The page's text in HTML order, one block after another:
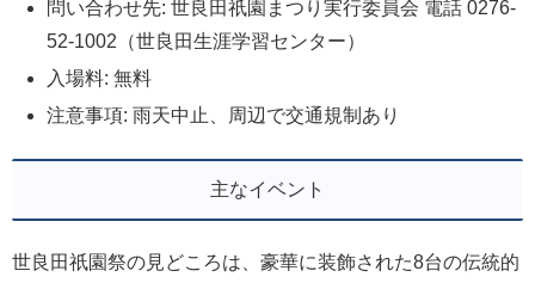
問い合わせ先: 世良田祇園まつり実行委員会 電話 0276-
52-1002（世良田生涯学習センター）
入場料: 無料
注意事項: 雨天中止、周辺で交通規制あり
主なイベント
世良田祇園祭の見どころは、豪華に装飾された8台の伝統的